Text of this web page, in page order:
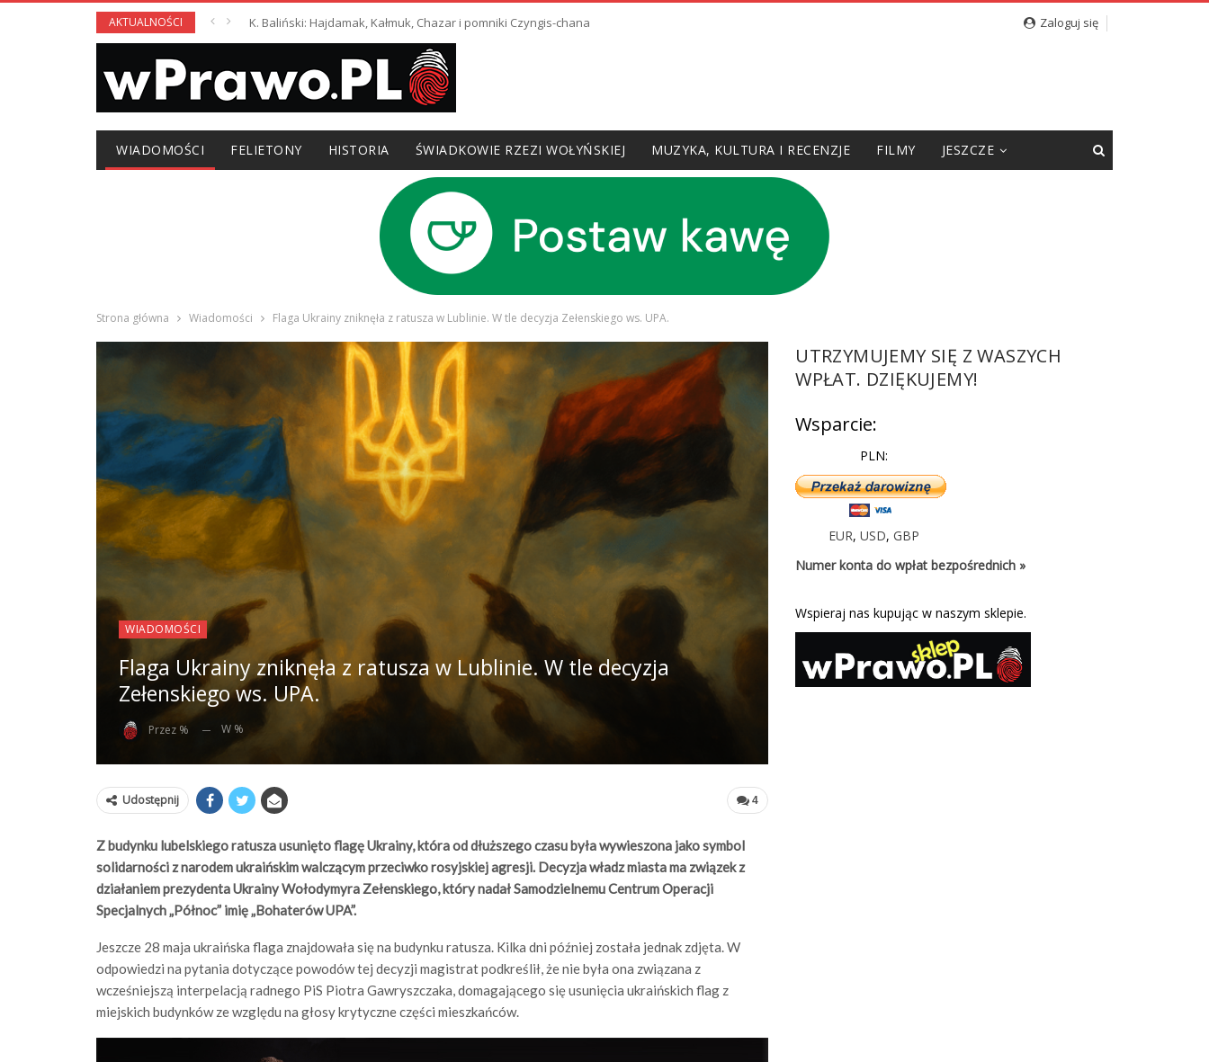
AKTUALNOŚCI K. Baliński: Hajdamak, Kałmuk, Chazar i pomniki Czyngis-chana Zaloguj się
WIADOMOŚCI FELIETONY HISTORIA ŚWIADKOWIE RZEZI WOŁYŃSKIEJ MUZYKA, KULTURA I RECENZJE FILMY JESZCZE
Strona główna Wiadomości Flaga Ukrainy zniknęła z ratusza w Lublinie. W tle decyzja Zełenskiego ws. UPA.
WIADOMOŚCI
Flaga Ukrainy zniknęła z ratusza w Lublinie. W tle decyzja
Zełenskiego ws. UPA.
Przez % W %
4
Udostępnij
Z budynku lubelskiego ratusza usunięto flagę Ukrainy, która od dłuższego czasu była wywieszona jako symbol
solidarności z narodem ukraińskim walczącym przeciwko rosyjskiej agresji. Decyzja władz miasta ma związek z
działaniem prezydenta Ukrainy Wołodymyra Zełenskiego, który nadał Samodzielnemu Centrum Operacji
Specjalnych „Północ” imię „Bohaterów UPA”.
Jeszcze 28 maja ukraińska flaga znajdowała się na budynku ratusza. Kilka dni później została jednak zdjęta. W
odpowiedzi na pytania dotyczące powodów tej decyzji magistrat podkreślił, że nie była ona związana z
wcześniejszą interpelacją radnego PiS Piotra Gawryszczaka, domagającego się usunięcia ukraińskich flag z
miejskich budynków ze względu na głosy krytyczne części mieszkańców.
UTRZYMUJEMY SIĘ Z WASZYCH
WPŁAT. DZIĘKUJEMY!
Wsparcie:
PLN:
EUR,USD,GBP
Numer konta do wpłat bezpośrednich »
Wspieraj nas kupując w naszym sklepie.